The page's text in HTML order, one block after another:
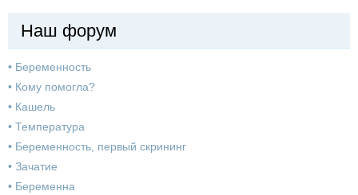
Наш форум
• Беременность
• Кому помогла?
• Кашель
• Температура
• Беременность, первый скрининг
• Зачатие
• Беременна